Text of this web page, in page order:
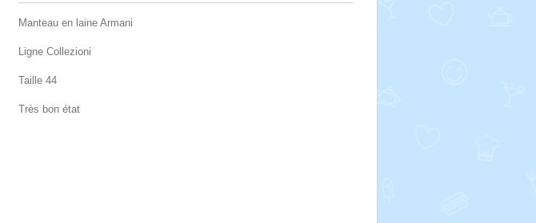
Manteau en laine Armani
Ligne Collezioni
Taille 44
Très bon état